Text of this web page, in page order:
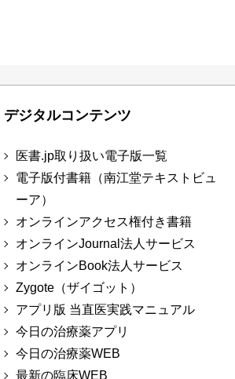
デジタルコンテンツ
医書.jp取り扱い電子版一覧
電子版付書籍（南江堂テキストビュ
ーア）
オンラインアクセス権付き書籍
オンラインJournal法人サービス
オンラインBook法人サービス
Zygote（ザイゴット）
アプリ版 当直医実践マニュアル
今日の治療薬アプリ
今日の治療薬WEB
最新の臨床WEB